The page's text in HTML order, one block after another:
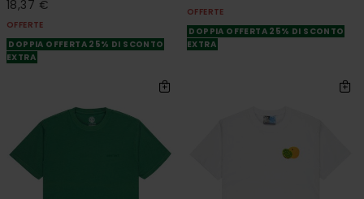
18,37 €
OFFERTE
DOPPIA OFFERTA 25% DI SCONTO
EXTRA
OFFERTE
DOPPIA OFFERTA 25% DI SCONTO
EXTRA